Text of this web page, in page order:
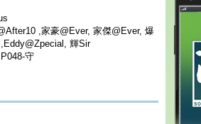
,家豪@Ever, 家傑@Ever, 爆
輝Sir
守